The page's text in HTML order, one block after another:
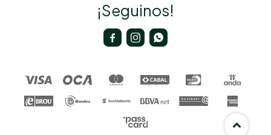
¡Seguinos!
  